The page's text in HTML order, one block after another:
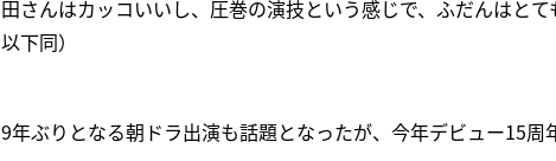
田さんはカッコいいし、圧巻の演技という感じで、ふだんはと
以下同）
9年ぶりとなる朝ドラ出演も話題となったが、今年デビュー15周